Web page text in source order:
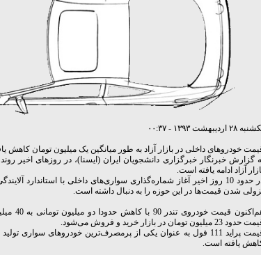
۲۸ اردیبهشت ۱۳۹۳ - ۰۰:۳۷
خودروهای داخلی در بازار آزاد به طور میانگین یک میلیون تومان کاهش
گزارش خبرنگار خبرگزاری دانشجویان ایران (ایسنا)، در روزهای اخیر
آزاد ادامه یافته است.
شدن قیمت‌ها در این حوزه را به دنبال داشته است.
هم‌اکنون
حدود 23 میلیون تومان در بازار خرید و فروش می‌شود.
یافته است.